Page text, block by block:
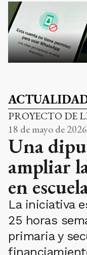
PROYECTO DE
18 de mayo de
Una
ampliar
en
La iniciativa
25 horas
primaria y